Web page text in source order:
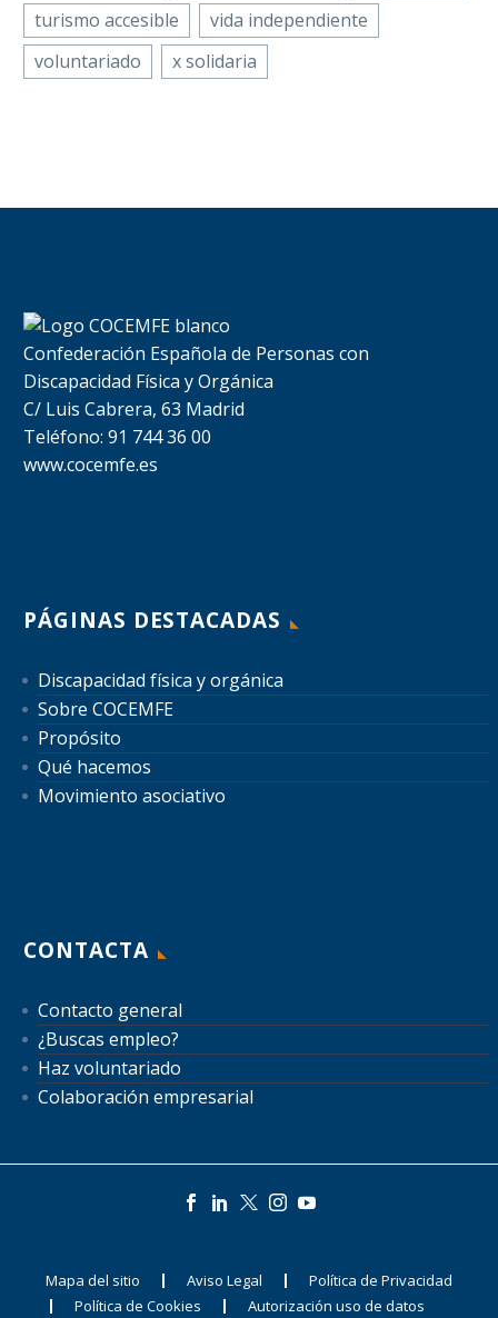
turismo accesible
vida independiente
voluntariado
x solidaria
Confederación Española de Personas con
Discapacidad Física y Orgánica
C/ Luis Cabrera, 63 Madrid
Teléfono: 91 744 36 00
www.cocemfe.es
PÁGINAS DESTACADAS
Discapacidad física y orgánica
Sobre COCEMFE
Propósito
Qué hacemos
Movimiento asociativo
CONTACTA
Contacto general
¿Buscas empleo?
Haz voluntariado
Colaboración empresarial
Mapa del sitio Aviso Legal
Política de Privacidad
Política de Cookies
Autorización uso de datos